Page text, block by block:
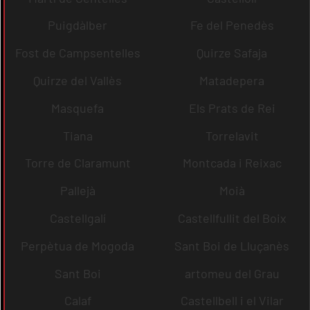
Puigdàlber
Fe del Penedès
Fost de Campsentelles
Quirze Safaja
Quirze del Vallès
Matadepera
Masquefa
Els Prats de Rei
Tiana
Torrelavit
Torre de Claramunt
Montcada i Reixac
Pallejà
Moià
Castellgalí
Castellfullit del Boix
Perpètua de Mogoda
Sant Boi de Lluçanès
Sant Boi
artomeu del Grau
Calaf
Castellbell i el Vilar